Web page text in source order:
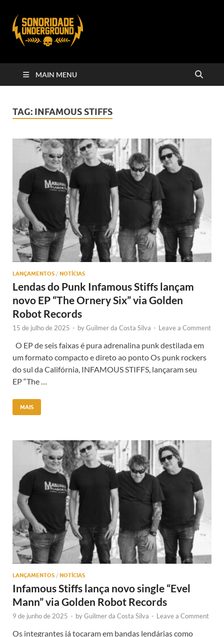
MAIN MENU
TAG: INFAMOUS STIFFS
LANÇAMENTOS / NOTÍCIAS
Lendas do Punk Infamous Stiffs lançam
novo EP “The Ornery Six” via Golden
Robot Records
15 de julho de 2025 - byGuilmer da Costa Silva - Leave a Comment
O EP de seis faixas é pura adrenalina punk destilada em
um formato compacto e direto ao ponto Os punk rockers
do sul da Califórnia, INFAMOUS STIFFS, lançaram seu
EP “The …
MAIS
LANÇAMENTOS / NOTÍCIAS
Infamous Stiffs lança novo single “Evel
Mann” via Golden Robot Records
9 de junho de 2025 - byGuilmer da Costa Silva - Leave a Comment
Os integrantes já tocaram em bandas lendárias como